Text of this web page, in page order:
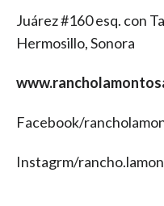
Juárez #160 esq. con
Hermosillo, Sonora
Facebook/
Instagrm/